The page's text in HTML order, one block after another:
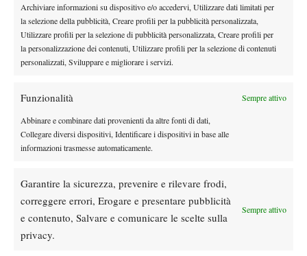
Archiviare informazioni su dispositivo e/o accedervi, Utilizzare dati limitati per
la selezione della pubblicità, Creare profili per la pubblicità personalizzata,
Utilizzare profili per la selezione di pubblicità personalizzata, Creare profili per
la personalizzazione dei contenuti, Utilizzare profili per la selezione di contenuti
personalizzati, Sviluppare e migliorare i servizi.
Funzionalità Sempre attivo
Abbinare e combinare dati provenienti da altre fonti di dati,
Collegare diversi dispositivi, Identificare i dispositivi in base alle
informazioni trasmesse automaticamente.
Garantire la sicurezza, prevenire e rilevare frodi,
correggere errori, Erogare e presentare pubblicità
e contenuto, Salvare e comunicare le scelte sulla
privacy.
Sempre attivo
Nessun commento
Devi essereconnessoper inviare un commento.
Atp News
Pioggia a Montreal: Nakashima-
Rinderknech interrotta, slittano anche
Atp News
Masters 1000 Montreal 2026: Darderi
ottiene il secondo quarto di finale 1000